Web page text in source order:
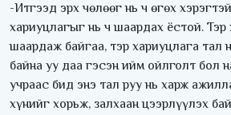
-Итгээд эрх чөлөөг нь ч өгөх
хариуцлагыг нь ч шаардах ёстой. Тэр
шаардаж байгаа, тэр хариуцлага тал
байна уу даа гэсэн ийм ойлголт бол
учраас бид энэ тал руу нь харж
хүнийг хорьж, залхаан цээрлүүлэх